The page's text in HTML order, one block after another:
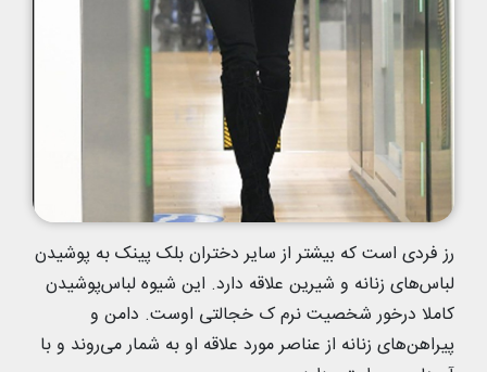
رز فردی است که بیشتر از سایر دختران بلک پینک به پوشیدن
لباس‌های زنانه و شیرین علاقه دارد. این شیوه لباس‌پوشیدن
کاملا درخور شخصیت نرم ک خجالتی اوست. دامن و
پیراهن‌های زنانه از عناصر مورد علاقه او به شمار می‌روند و با